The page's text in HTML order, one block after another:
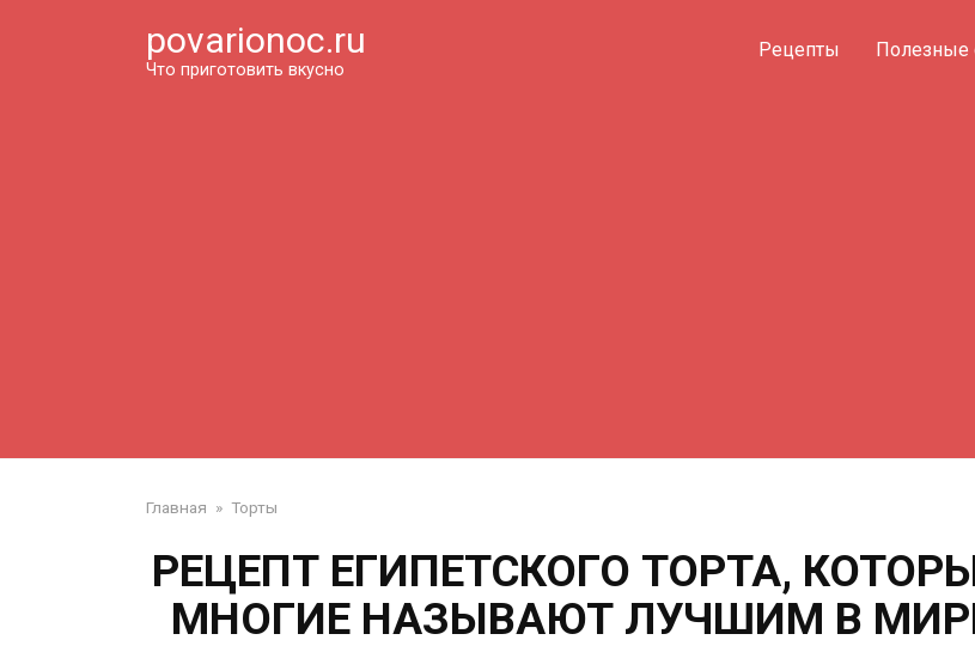
povarionoc.ru
Что приготовить вкусно
Рецепты Полезные
Главная » Торты
РЕЦЕПТ ЕГИПЕТСКОГО ТОРТА,
МНОГИЕ НАЗЫВАЮТ ЛУЧШИМ В